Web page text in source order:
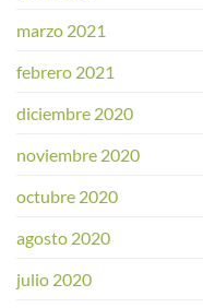
marzo 2021
febrero 2021
diciembre 2020
noviembre 2020
octubre 2020
agosto 2020
julio 2020